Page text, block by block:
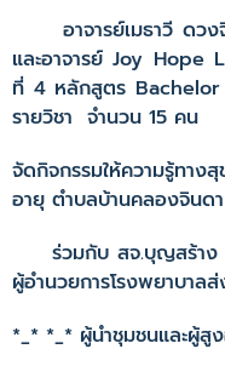
อาจารย์เมธาวี ดวง
และอาจารย์ Joy Hope
ที่ 4 หลักสูตร
รายวิชา จำนวน 15 คน
จัดกิจกรรมให้ความรู้ทาง
อายุ ตำบลบ้านคลองจินด
ร่วมกับ สจ.บุญสร้าง จั
ผู้อำนวยการโรงพยาบาล
*_* *_* ผู้นำชุมชนและผู้สู